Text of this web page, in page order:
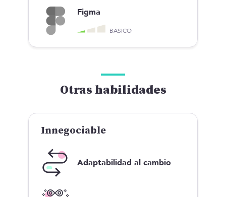
Figma
BÁSICO
Otras habilidades
Innegociable
Adaptabilidad al cambio